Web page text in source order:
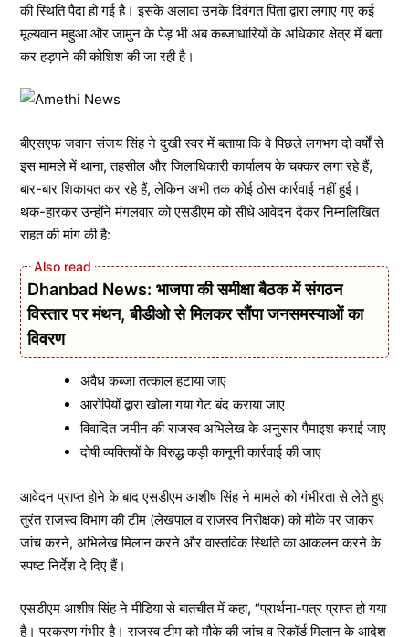
की स्थिति पैदा हो गई है। इसके अलावा उनके दिवंगत पिता द्वारा लगाए गए कई
मूल्यवान महुआ और जामुन के पेड़ भी अब कब्जाधारियों के अधिकार क्षेत्र में बता
कर हड़पने की कोशिश की जा रही है।
बीएसएफ जवान संजय सिंह ने दुखी स्वर में बताया कि वे पिछले लगभग दो वर्षों से
इस मामले में थाना, तहसील और जिलाधिकारी कार्यालय के चक्कर लगा रहे हैं,
बार-बार शिकायत कर रहे हैं, लेकिन अभी तक कोई ठोस कार्रवाई नहीं हुई।
थक-हारकर उन्होंने मंगलवार को एसडीएम को सीधे आवेदन देकर निम्नलिखित
राहत की मांग की है:
Dhanbad News: भाजपा की समीक्षा बैठक में संगठन
विस्तार पर मंथन, बीडीओ से मिलकर सौंपा जनसमस्याओं का
विवरण
अवैध कब्जा तत्काल हटाया जाए
आरोपियों द्वारा खोला गया गेट बंद कराया जाए
विवादित जमीन की राजस्व अभिलेख के अनुसार पैमाइश कराई जाए
दोषी व्यक्तियों के विरुद्ध कड़ी कानूनी कार्रवाई की जाए
आवेदन प्राप्त होने के बाद एसडीएम आशीष सिंह ने मामले को गंभीरता से लेते हुए
तुरंत राजस्व विभाग की टीम (लेखपाल व राजस्व निरीक्षक) को मौके पर जाकर
जांच करने, अभिलेख मिलान करने और वास्तविक स्थिति का आकलन करने के
स्पष्ट निर्देश दे दिए हैं।
एसडीएम आशीष सिंह ने मीडिया से बातचीत में कहा, “प्रार्थना-पत्र प्राप्त हो गया
है। प्रकरण गंभीर है। राजस्व टीम को मौके की जांच व रिकॉर्ड मिलान के आदेश